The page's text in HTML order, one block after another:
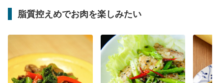
脂質控えめでお肉を楽しみたい